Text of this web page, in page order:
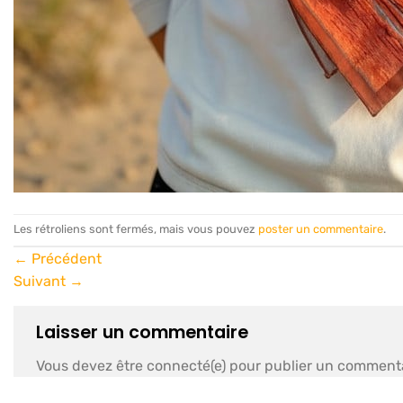
Les rétroliens sont fermés, mais vous pouvez poster un commentaire.
← Précédent
Suivant →
Laisser un commentaire
Vous devez être connecté(e) pour publier un